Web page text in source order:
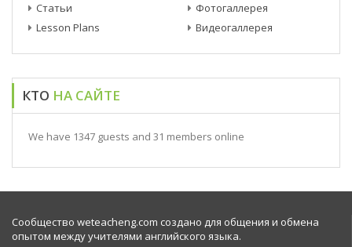
Статьи
Lesson Plans
Фотогаллерея
Видеогаллерея
КТО НА САЙТЕ
We have 1347 guests and 31 members online
Сообщество weteacheng.com создано для общения и обмена
опытом между учителями английского языка.